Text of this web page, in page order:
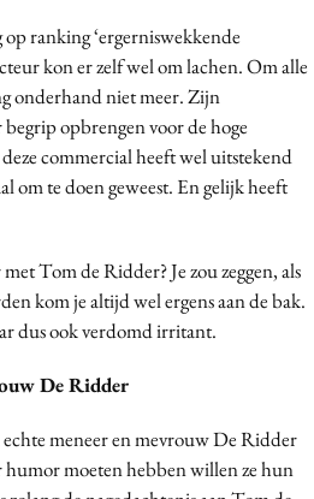
ranking ‘ergerniswekkende
kon er zelf wel om lachen. Om alle
onderhand niet meer. Zijn
opbrengen voor de hoge
commercial heeft wel uitstekend
om te doen geweest. En gelijk heeft
Tom de Ridder? Je zou zeggen, als
kom je altijd wel ergens aan de bak.
dus ook verdomd irritant.
De Ridder
meneer en mevrouw De Ridder
humor moeten hebben willen ze hun